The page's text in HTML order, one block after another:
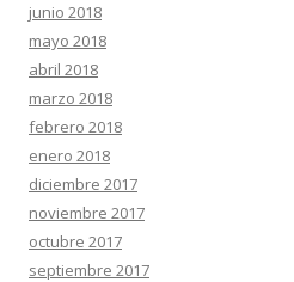
junio 2018
mayo 2018
abril 2018
marzo 2018
febrero 2018
enero 2018
diciembre 2017
noviembre 2017
octubre 2017
septiembre 2017